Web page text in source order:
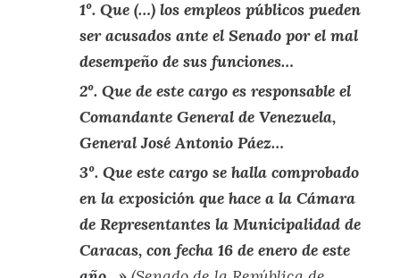
1º. Que (…) los empleos públicos pueden
ser acusados ante el Senado por el mal
desempeño de sus funciones…
2º. Que de este cargo es responsable el
Comandante General de Venezuela,
General José Antonio Páez…
3º. Que este cargo se halla comprobado
en la exposición que hace a la Cámara
de Representantes la Municipalidad de
Caracas, con fecha 16 de enero de este